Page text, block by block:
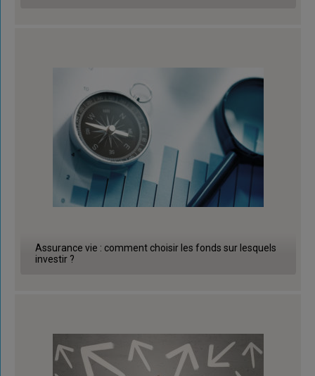
Assurance vie : comment choisir les fonds sur lesquels
investir ?